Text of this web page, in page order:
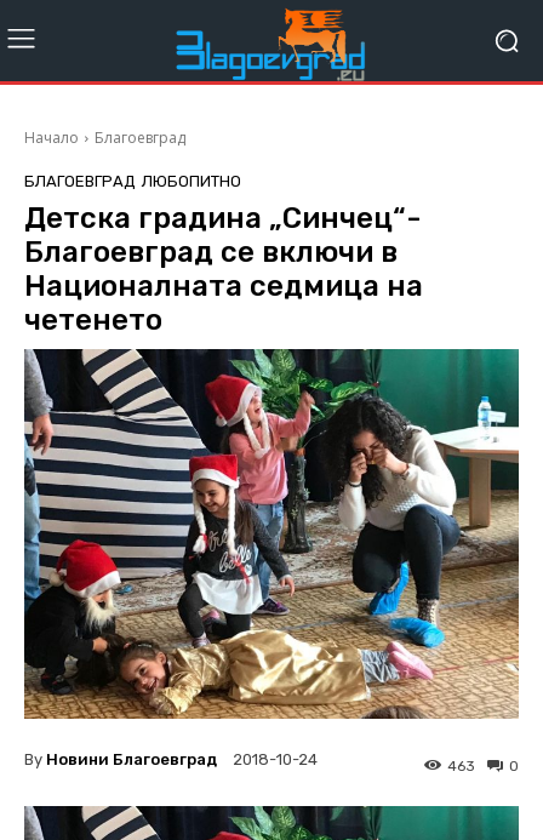
Начало Благоевград
БЛАГОЕВГРАД ЛЮБОПИТНО
Детска градина „Синчец“-
Благоевград се включи в
Националната седмица на
четенето
By Новини Благоевград 2018-10-24 0
463